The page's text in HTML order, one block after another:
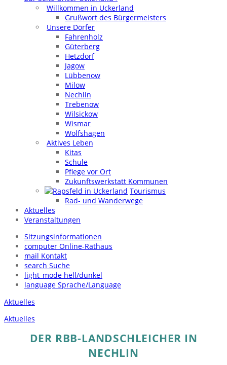
Willkommen in Uckerland
Grußwort des Bürgermeisters
Unsere Dörfer
Fahrenholz
Güterberg
Hetzdorf
Jagow
Lübbenow
Milow
Nechlin
Trebenow
Wilsickow
Wismar
Wolfshagen
Aktives Leben
Kitas
Schule
Pflege vor Ort
Zukunftswerkstatt Kommunen
Tourismus
Rad- und Wanderwege
Aktuelles
Veranstaltungen
Sitzungsinformationen
computer Online-Rathaus
mail Kontakt
search Suche
light_mode hell/dunkel
language Sprache/Language
Aktuelles
Aktuelles
DER RBB-LANDSCHLEICHER IN
NECHLIN